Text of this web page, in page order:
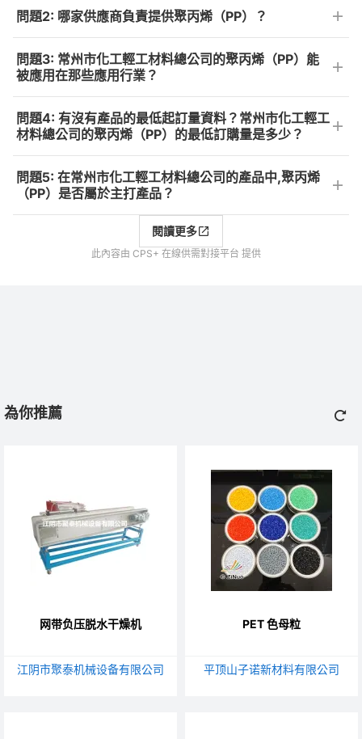
問題2: 哪家供應商負責提供聚丙烯（PP）？
問題3: 常州市化工輕工材料總公司的聚丙烯（PP）能
被應用在那些應用行業？
問題4: 有沒有產品的最低起訂量資料？常州市化工輕工
材料總公司的聚丙烯（PP）的最低訂購量是多少？
問題5: 在常州市化工輕工材料總公司的產品中,聚丙烯
（PP）是否屬於主打產品？
閱讀更多
此內容由 CPS+ 在線供需對接平台 提供
為你推薦
网带负压脱水干燥机
江阴市聚泰机械设备有限公司
PET 色母粒
平顶山子诺新材料有限公司